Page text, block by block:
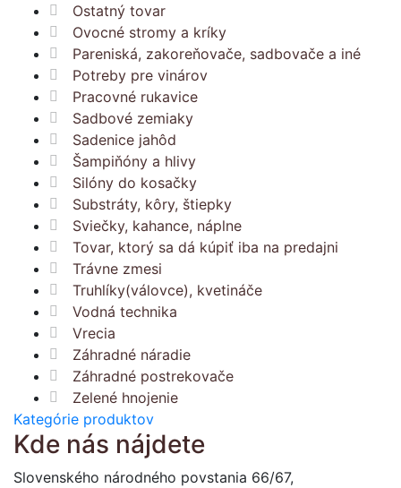
Ostatný tovar
Ovocné stromy a kríky
Pareniská, zakoreňovače, sadbovače a iné
Potreby pre vinárov
Pracovné rukavice
Sadbové zemiaky
Sadenice jahôd
Šampiňóny a hlivy
Silóny do kosačky
Substráty, kôry, štiepky
Sviečky, kahance, náplne
Tovar, ktorý sa dá kúpiť iba na predajni
Trávne zmesi
Truhlíky(válovce), kvetináče
Vodná technika
Vrecia
Záhradné náradie
Záhradné postrekovače
Zelené hnojenie
Kategórie produktov
Kde nás nájdete
Slovenského národného povstania 66/67,